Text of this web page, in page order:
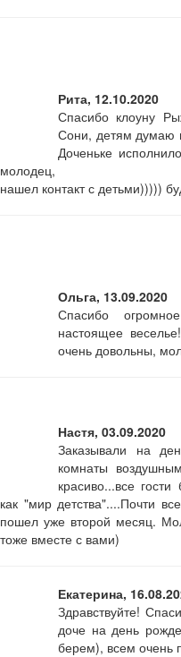
Рита, 12.10.2020
Спасибо клоуну
Сони, детям думаю
Доченьке
молодец,
нашел контакт с детьми)))))
Ольга, 13.09.2020
Спасибо
настоящее
очень довольны,
Настя, 03.09.2020
Заказывали на
комнаты
красиво...все
как "мир детства"....Почти
пошел уже второй месяц.
тоже вместе с вами)
Екатерина,
Здравствуйте!
доче на день
берем), всем очень